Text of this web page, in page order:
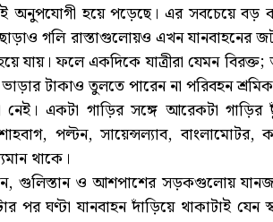
হয়ে পড়েছে। এর সবচেয়ে বড়
গলি রাস্তাগুলোয়ও এখন যানবাহনের
ফলে একদিকে যাত্রীরা যেমন বিরক্ত;
টাকাও তুলতে পারেন না পরিবহন
একটা গাড়ির সঙ্গে আরেকটা
পল্টন, সায়েন্সল্যাব,
থাকে।
ও আশপাশের সড়কগুলোয়
পর ঘণ্টা যানবাহন দাঁড়িয়ে থাকাটাই